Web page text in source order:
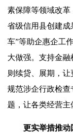
素保障等领域改
省级信用县创建成
车”等助企惠企工
大做强。支持金
则续贷、展期，让
规范涉企行政检查
题，让各类经营主
更实举措推动